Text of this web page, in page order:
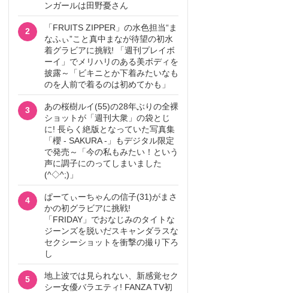
ンガールは田野憂さん
2
「FRUITS ZIPPER」の水色担当“ま
なふぃ”こと真中まなが待望の初水
着グラビアに挑戦! 「週刊プレイボ
ーイ」でメリハリのある美ボディを
披露～「ビキニとか下着みたいなも
のを人前で着るのは初めてかも」
3
あの桜樹ルイ(55)の28年ぶりの全裸
ショットが「週刊大衆」の袋とじ
に! 長らく絶版となっていた写真集
「櫻 - SAKURA -」もデジタル限定
で発売～「今の私もみたい！という
声に調子にのってしまいました
(^◇^;)」
4
ぱーてぃーちゃんの信子(31)がまさ
かの初グラビアに挑戦!
「FRIDAY」でおなじみのタイトな
ジーンズを脱いだスキャンダラスな
セクシーショットを衝撃の撮り下ろ
し
5
地上波では見られない、新感覚セク
シー女優バラエティ! FANZA TV初